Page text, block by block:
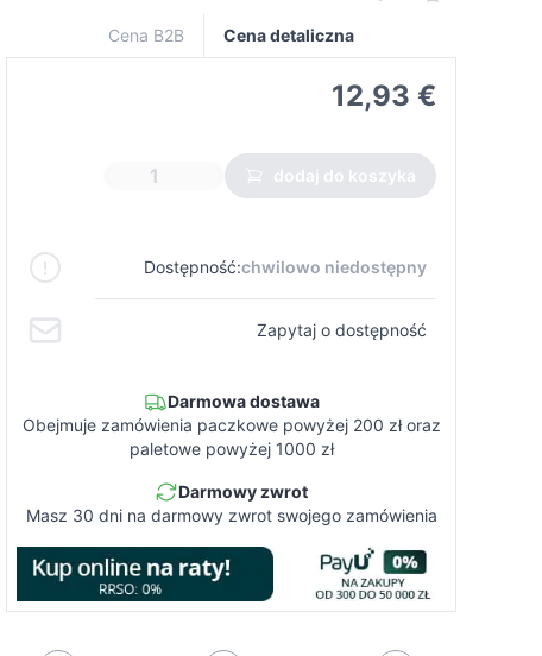
Cena B2B Cena detaliczna
12,93 €
dodaj do koszyka
Dostępność:chwilowo niedostępny
Zapytaj o dostępność
Darmowa dostawa
Obejmuje zamówienia paczkowe powyżej 200 zł oraz
paletowe powyżej 1000 zł
Darmowy zwrot
Masz 30 dni na darmowy zwrot swojego zamówienia